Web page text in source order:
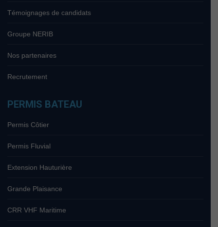
Témoignages de candidats
Groupe NERIB
Nos partenaires
Recrutement
PERMIS BATEAU
Permis Côtier
Permis Fluvial
Extension Hauturière
Grande Plaisance
CRR VHF Maritime